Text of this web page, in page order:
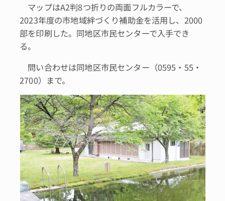
マップはA2判8つ折りの両面フルカラーで、
2023年度の市地域絆づくり補助金を活用し、2000
部を印刷した。同地区市民センターで入手でき
る。
問い合わせは同地区市民センター（0595・55・
2700）まで。